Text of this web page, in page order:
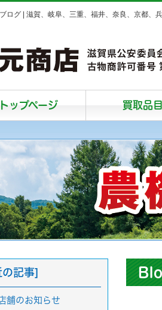
ログ | 滋賀、岐阜、三重、福井、奈良、京都、
トップページ 買取品目
の記事]
舗のお知らせ